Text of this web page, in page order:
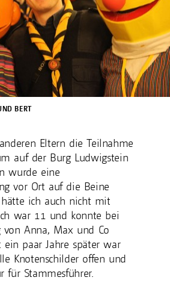
BERT
Eltern die Teilnahme
auf der Burg Ludwigstein
wurde eine
vor Ort auf die Beine
ich auch nicht mit
war 11 und konnte bei
von Anna, Max und Co
ein paar Jahre später war
Knotenschilder offen und
für Stammesführer.